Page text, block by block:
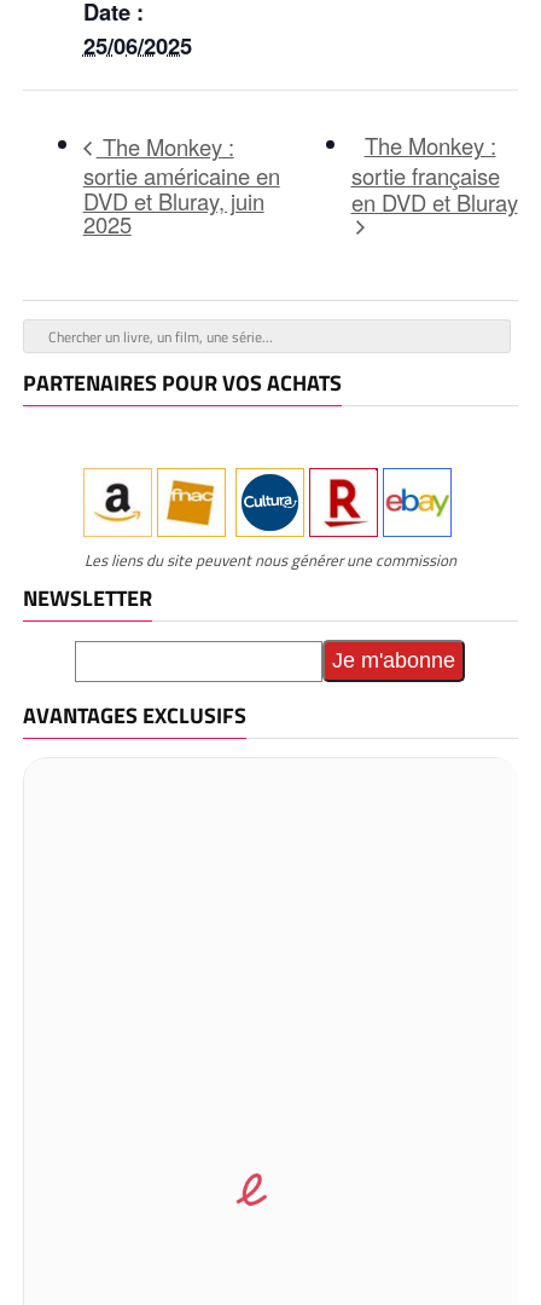
Date :
25/06/2025
The Monkey :
sortie américaine en
DVD et Bluray, juin
2025
The Monkey :
sortie française
en DVD et Bluray
PARTENAIRES POUR VOS ACHATS
Les liens du site peuvent nous générer une commission
NEWSLETTER
AVANTAGES EXCLUSIFS